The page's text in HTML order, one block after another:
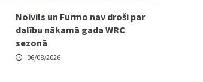
Noivils un Furmo nav droši par
dalību nākamā gada WRC
sezonā
06/08/2026